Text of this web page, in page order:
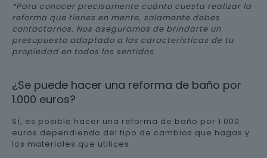
*Para conocer precisamente cuánto cuesta realizar la
reforma que tienes en mente, solamente debes
contactarnos. Nos aseguramos de brindarte un
presupuesto adaptado a las características de tu
propiedad en todos los sentidos.
¿Se puede hacer una reforma de baño por
1.000 euros?
Sí, es posible hacer una reforma de baño por 1.000
euros dependiendo del tipo de cambios que hagas y
los materiales que utilices.